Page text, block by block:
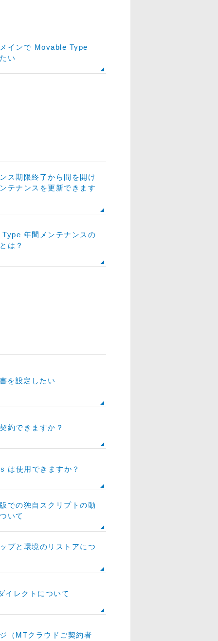
インで Movable Type
い
ス期限終了から間を開け
テナンスを更新できます
年間メンテナンスの
は？
を設定したい
約できますか？
は使用できますか？
での独自スクリプトの動
いて
プと環境のリストアにつ
イレクトについて
（MTクラウドご契約者